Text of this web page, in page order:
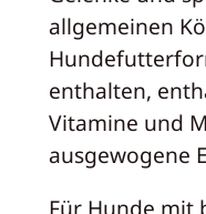
allgemeinen
enthalten,
Vitamine und
ausgewogene